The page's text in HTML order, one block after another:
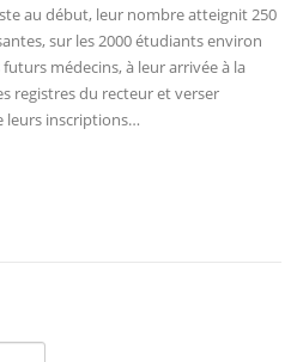
au début, leur nombre atteignit 250
sur les 2000 étudiants environ
médecins, à leur arrivée à la
registres du recteur et verser
leurs inscriptions…